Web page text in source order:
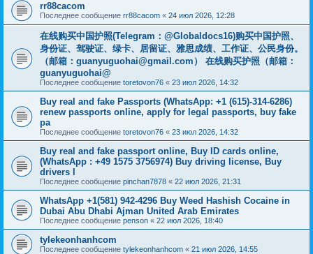
rr88cacom
Последнее сообщение rr88cacom « 24 июл 2026, 12:28
在线购买中国护照(Telegram：@Globaldocs16)购买中国护照、
身份证、驾驶证、绿卡、居留证、雅思成绩、工作证、公民身份。
（邮箱： guanyuguohai@gmail.com ） 在线购买护照（邮箱：
guanyuguohai@
Последнее сообщение toretovon76 « 23 июл 2026, 14:32
Buy real and fake Passports (WhatsApp: +1 (615)-314-6286)
renew passports online, apply for legal passports, buy fake
pa
Последнее сообщение toretovon76 « 23 июл 2026, 14:32
Buy real and fake passport online, Buy ID cards online,
(WhatsApp : +49 1575 3756974) Buy driving license, Buy
drivers l
Последнее сообщение pinchan7878 « 22 июл 2026, 21:31
WhatsApp +1(581) 942-4296 Buy Weed Hashish Cocaine in
Dubai Abu Dhabi Ajman United Arab Emirates
Последнее сообщение penson « 22 июл 2026, 18:40
tylekeonhanhcom
Последнее сообщение tylekeonhanhcom « 21 июл 2026, 14:55